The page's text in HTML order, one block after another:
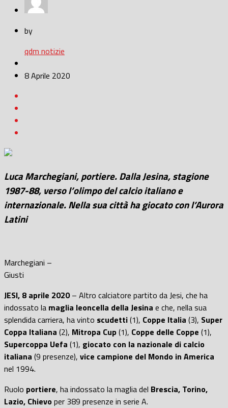
by
qdm notizie
8 Aprile 2020
Luca Marchegiani, portiere. Dalla Jesina, stagione
1987-88, verso l’olimpo del calcio italiano e
internazionale. Nella sua città ha giocato con l’Aurora
Latini
Marchegiani –
Giusti
JESI, 8 aprile 2020– Altro calciatore partito da Jesi, che ha
indossato la maglia leoncella della Jesina e che, nella sua
splendida carriera, ha vinto scudetti(1), Coppe Italia (3), Super
Coppa Italiana (2), Mitropa Cup(1), Coppe delle Coppe (1),
Supercoppa Uefa (1), giocato con la nazionale di calcio
italiana (9 presenze), vice campione del Mondo in America
nel 1994.
Ruolo portiere, ha indossato la maglia del Brescia, Torino,
Lazio, Chievoper 389 presenze in serie A.